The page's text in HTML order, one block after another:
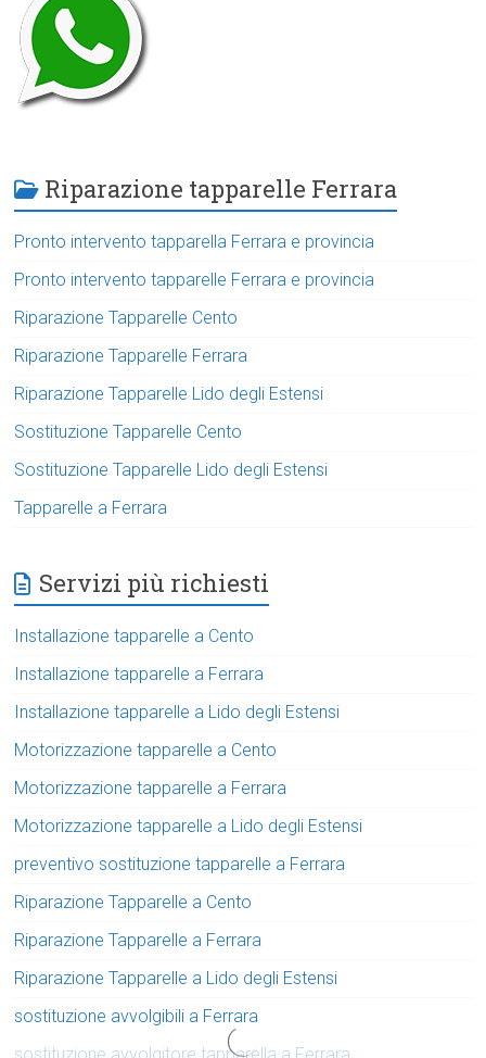
Riparazione tapparelle Ferrara
Pronto intervento tapparella Ferrara e provincia
Pronto intervento tapparelle Ferrara e provincia
Riparazione Tapparelle Cento
Riparazione Tapparelle Ferrara
Riparazione Tapparelle Lido degli Estensi
Sostituzione Tapparelle Cento
Sostituzione Tapparelle Lido degli Estensi
Tapparelle a Ferrara
Servizi più richiesti
Installazione tapparelle a Cento
Installazione tapparelle a Ferrara
Installazione tapparelle a Lido degli Estensi
Motorizzazione tapparelle a Cento
Motorizzazione tapparelle a Ferrara
Motorizzazione tapparelle a Lido degli Estensi
preventivo sostituzione tapparelle a Ferrara
Riparazione Tapparelle a Cento
Riparazione Tapparelle a Ferrara
Riparazione Tapparelle a Lido degli Estensi
sostituzione avvolgibili a Ferrara